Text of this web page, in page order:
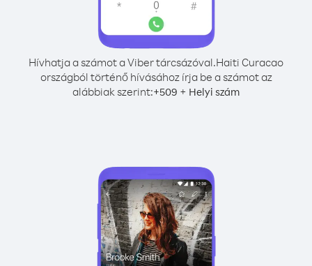
Hívhatja a számot a Viber tárcsázóval.Haiti Curacao
országból történő hívásához írja be a számot az
alábbiak szerint:+509 + Helyi szám